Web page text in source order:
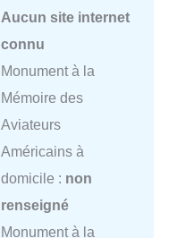
Aucun site internet
connu
Monument à la
Mémoire des
Aviateurs
Américains à
domicile : non
renseigné
Monument à la